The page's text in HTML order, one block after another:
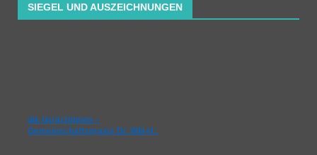
SIEGEL UND AUSZEICHNUNGEN
die tierärztinnen –
Gemeinschaftspraxis Dr. Will-H…